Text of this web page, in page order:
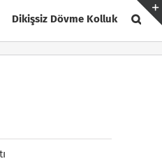
Dikişsiz Dövme Kolluk